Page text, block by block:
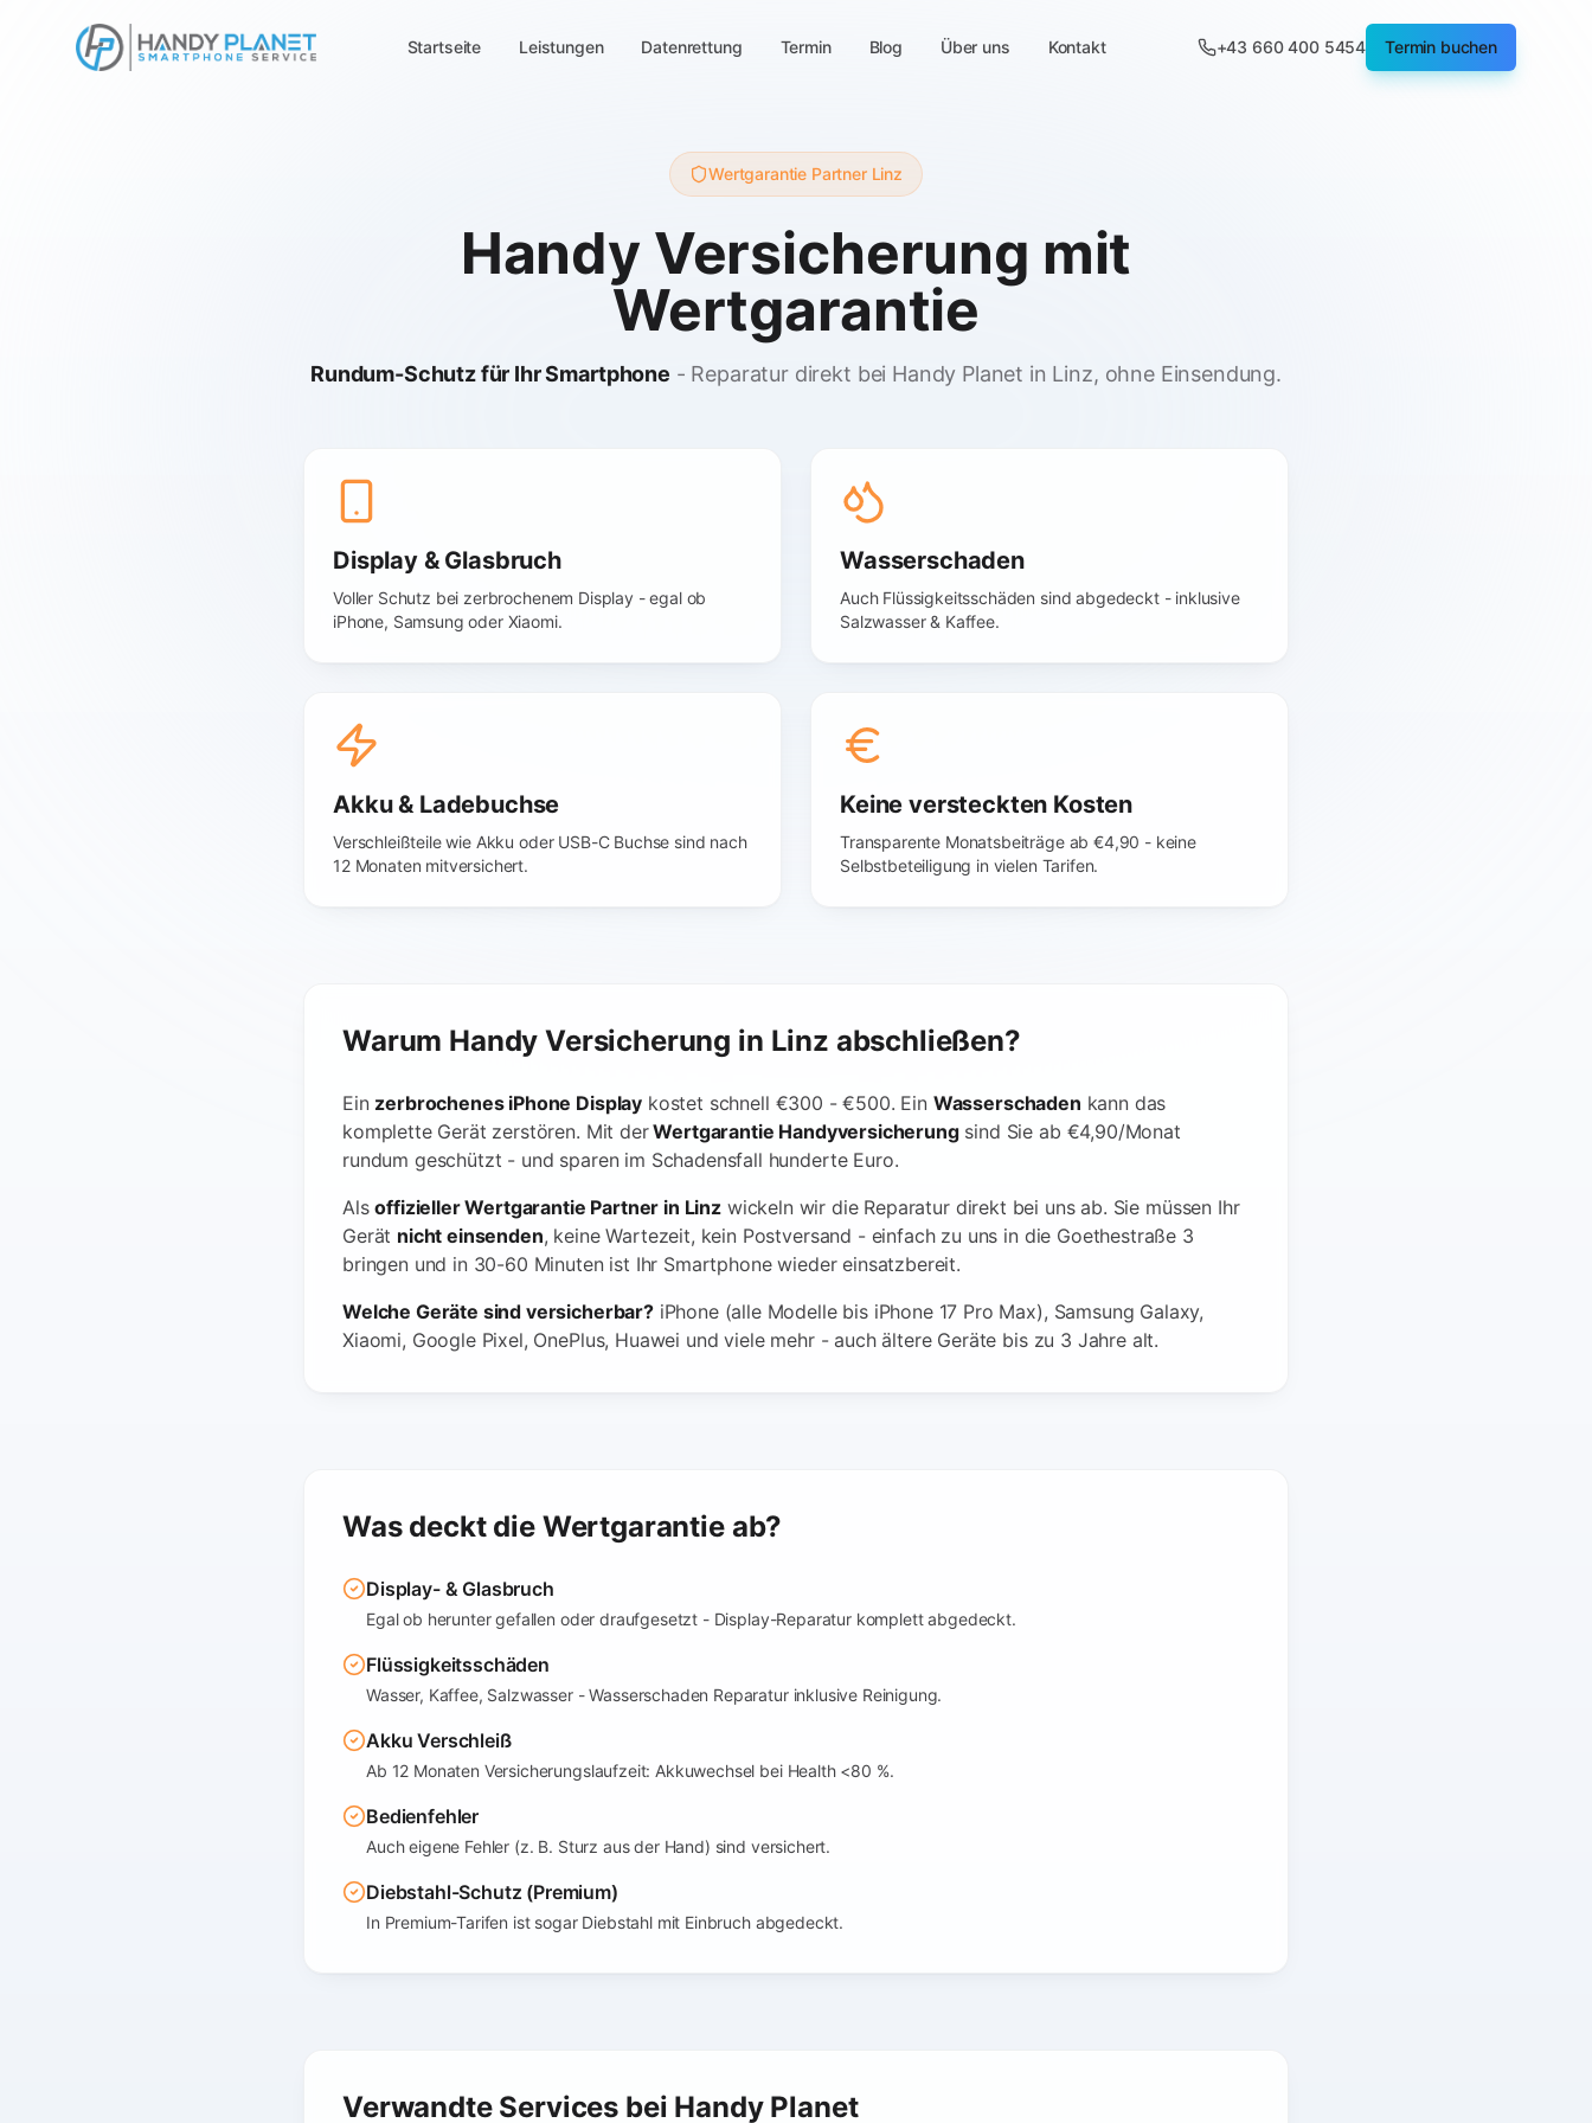
Startseite Leistungen Datenrettung Termin Blog Über uns Kontakt +43 660 400 5454 Termin buchen
Wertgarantie Partner Linz
Handy Versicherung mit
Wertgarantie
Rundum-Schutz für Ihr Smartphone - Reparatur direkt bei Handy Planet in Linz, ohne Einsendung.
Display & Glasbruch
Voller Schutz bei zerbrochenem Display - egal ob
iPhone, Samsung oder Xiaomi.
Wasserschaden
Auch Flüssigkeitsschäden sind abgedeckt - inklusive
Salzwasser & Kaffee.
Akku & Ladebuchse
Verschleißteile wie Akku oder USB-C Buchse sind nach
12 Monaten mitversichert.
Keine versteckten Kosten
Transparente Monatsbeiträge ab €4,90 - keine
Selbstbeteiligung in vielen Tarifen.
Warum Handy Versicherung in Linz abschließen?
Ein zerbrochenes iPhone Display kostet schnell €300 - €500. Ein Wasserschaden kann das
komplette Gerät zerstören. Mit derWertgarantie Handyversicherungsind Sie ab €4,90/Monat
rundum geschützt - und sparen im Schadensfall hunderte Euro.
Alsoffizieller Wertgarantie Partner in Linzwickeln wir die Reparatur direkt bei uns ab. Sie müssen Ihr
Gerät nicht einsenden, keine Wartezeit, kein Postversand - einfach zu uns in die Goethestraße 3
bringen und in 30-60 Minuten ist Ihr Smartphone wieder einsatzbereit.
Welche Geräte sind versicherbar?iPhone (alle Modelle bis iPhone 17 Pro Max), Samsung Galaxy,
Xiaomi, Google Pixel, OnePlus, Huawei und viele mehr - auch ältere Geräte bis zu 3 Jahre alt.
Was deckt die Wertgarantie ab?
Display- & Glasbruch
Egal ob herunter gefallen oder draufgesetzt - Display-Reparatur komplett abgedeckt.
Flüssigkeitsschäden
Wasser, Kaffee, Salzwasser - Wasserschaden Reparatur inklusive Reinigung.
Akku Verschleiß
Ab 12 Monaten Versicherungslaufzeit: Akkuwechsel bei Health <80 %.
Bedienfehler
Auch eigene Fehler (z. B. Sturz aus der Hand) sind versichert.
Diebstahl-Schutz (Premium)
In Premium-Tarifen ist sogar Diebstahl mit Einbruch abgedeckt.
Verwandte Services bei Handy Planet